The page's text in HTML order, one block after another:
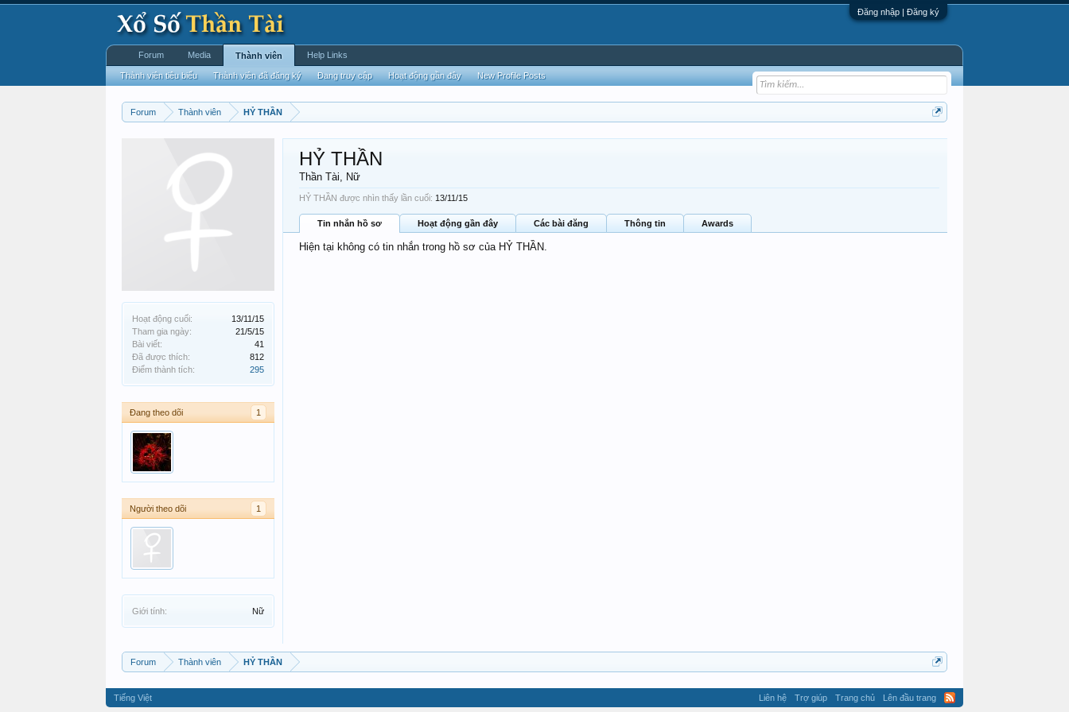
Đăng nhập | Đăng ký
Forum Thành viên HỶ THẦN
Hoạt động cuối:
13/11/15
Tham gia ngày:
21/5/15
Bài viết:
41
Đã được thích:
812
Điểm thành tích:
295
Đang theo dõi 1
Người theo dõi 1
Giới tính: Nữ
HỶ THẦN
Thần Tài, Nữ
HỶ THẦN được nhìn thấy lần cuối: 13/11/15
Tin nhắn hồ sơ Hoạt động gần đây Các bài đăng Thông tin Awards
Hiện tại không có tin nhắn trong hồ sơ của HỶ THẦN.
Forum Thành viên HỶ THẦN
Forum Media Thành viên
Thành viên tiêu biểu Thành viên đã đăng ký Đang truy cập Hoạt động gần đây New Profile Posts
Help Links
Tiếng Việt Liên hệ Trợ giúp Trang chủ Lên đầu trang